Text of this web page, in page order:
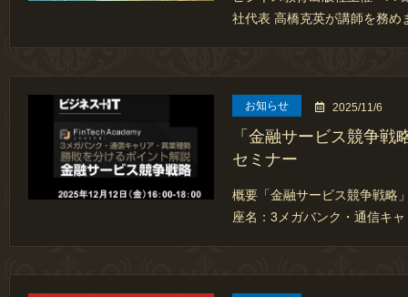
社代表 高橋克英が講師を務
お知らせ 2025/11/6
「金融サービス競争戦
セミナー
概要「金融サービス競争戦略
座名：3メガバンク・通信キ